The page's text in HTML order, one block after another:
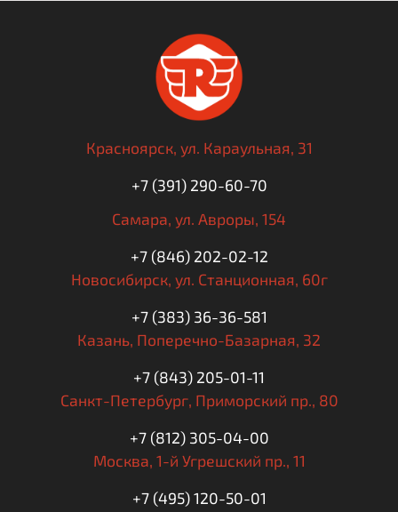
Красноярск, ул. Караульная, 31
+7 (391) 290-60-70
Самара, ул. Авроры, 154
+7 (846) 202-02-12
Новосибирск, ул. Станционная, 60г
+7 (383) 36-36-581
Казань, Поперечно-Базарная, 32
+7 (843) 205-01-11
Санкт-Петербург, Приморский пр., 80
+7 (812) 305-04-00
Москва, 1-й Угрешский пр., 11
+7 (495) 120-50-01